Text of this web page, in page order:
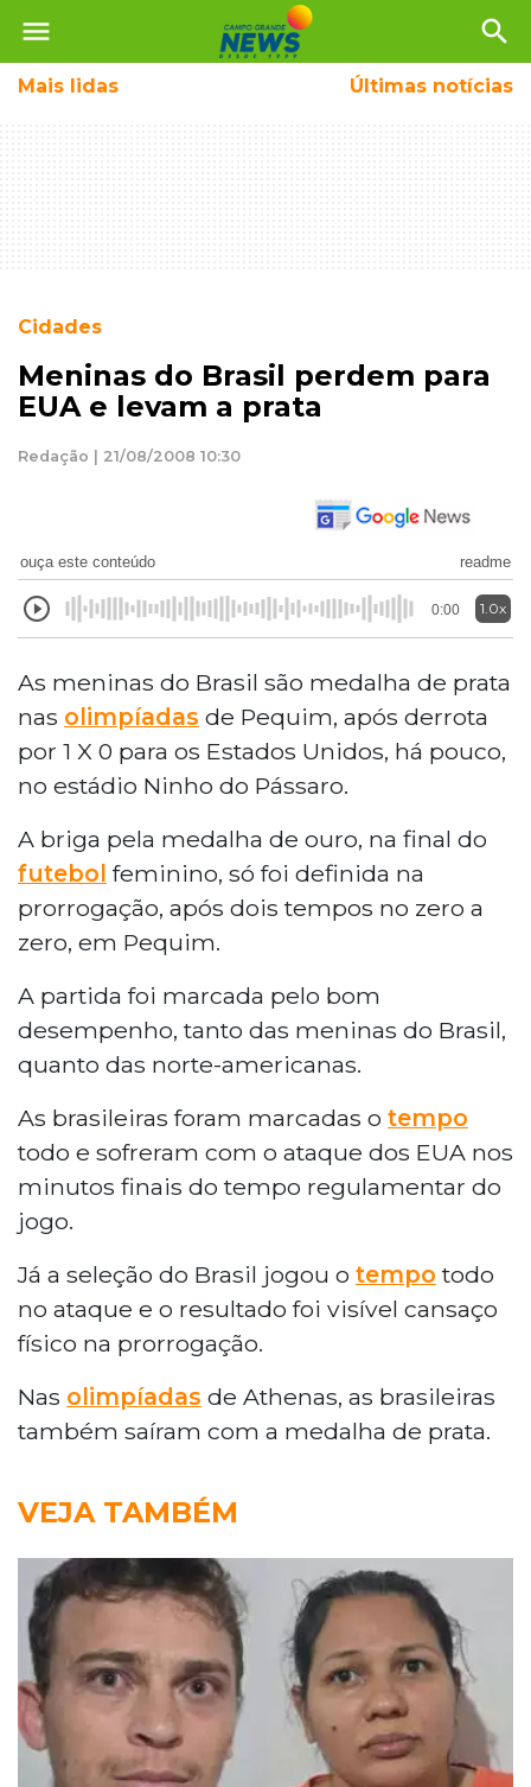
menu search
Mais lidas Últimas notícias
Cidades
Meninas do Brasil perdem para
EUA e levam a prata
Redação | 21/08/2008 10:30
ouça este conteúdo readme
0:00 1.0x
As meninas do Brasil são medalha de prata
nas olimpíadas de Pequim, após derrota
por 1 X 0 para os Estados Unidos, há pouco,
no estádio Ninho do Pássaro.
A briga pela medalha de ouro, na final do
futebol feminino, só foi definida na
prorrogação, após dois tempos no zero a
zero, em Pequim.
A partida foi marcada pelo bom
desempenho, tanto das meninas do Brasil,
quanto das norte-americanas.
As brasileiras foram marcadas o tempo
todo e sofreram com o ataque dos EUA nos
minutos finais do tempo regulamentar do
jogo.
Já a seleção do Brasil jogou o tempo todo
no ataque e o resultado foi visível cansaço
físico na prorrogação.
Nas olimpíadas de Athenas, as brasileiras
também saíram com a medalha de prata.
VEJA TAMBÉM